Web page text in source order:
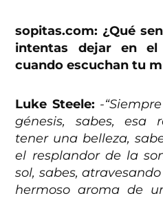
sopitas.com: ¿Qué
intentas dejar en
cuando escuchan tu
Luke Steele: -
génesis, sabes, esa
tener una belleza,
el resplandor de la
sol, sabes,
hermoso aroma de